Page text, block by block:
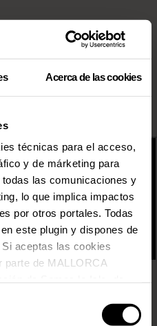
Acerca de las cookies
técnicas para el acceso,
y de márketing para
las comunicaciones y
lo que implica impactos
por otros portales. Todas
este plugin y dispones de
aceptas las cookies
parte de MALLORCA
Artificial.